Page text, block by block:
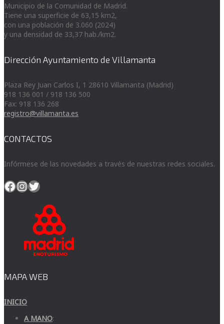
Municipio de la Comunidad de Madrid.
Tiene una superficie de 63,15 km2,
con una población de 3.060 (2024)
y una densidad de 33,37 hab./km2.
Dirección Ayuntamiento de Villamanta
Plaza Rey Juan Carlos I, 1 28610 Villamanta (Madrid)
918 136 001 / 918 136 500
Fax: 918 136 268
registro@villamanta.es
CONTACTOS
Infórmese de las novedades a través de nuestras redes sociales.
Facebook
Instagram
Twitter
MAPA WEB
INICIO
A MANO: